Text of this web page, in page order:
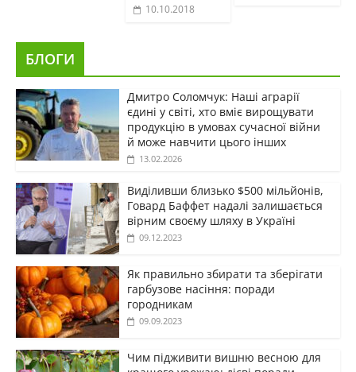
10.10.2018
БЛОГИ
Дмитро Соломчук: Наші аграрії
єдині у світі, хто вміє вирощувати
продукцію в умовах сучасної війни
й може навчити цього інших
13.02.2026
Виділивши близько $500 мільйонів,
Говард Баффет надалі залишається
вірним своєму шляху в Україні
09.12.2023
Як правильно збирати та зберігати
гарбузове насіння: поради
городникам
09.09.2023
Чим підживити вишню весною для